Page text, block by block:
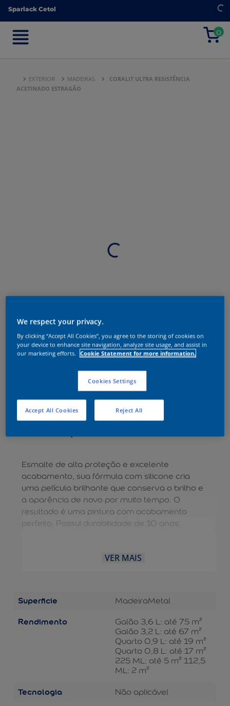
Sparlack Cetol
0
Sparlack Cetol
0
EXTERIOR MADEIRAS
CORALIT ULTRA RESISTÊNCIA
ACETINADO ESTRAGÃO
Esmalte de alta proteção e excelente
acabamento, sua fórmula com silicone cria
uma película brilhante que conserva o brilho e
a aparência de novo por muito tempo. O
resultado é uma pintura com acabamento
perfeito. Possui durabilidade de 10 anos.
VER MAIS
Superficie MadeiraMetal
Rendimento
Galão 3,6 L: até 75 m²
Galão 3,2 L: até 67 m²
Quarto 0,9 L: até 19 m²
Quarto 0,8 L: até 17 m²
225 ML: até 5 m² 112,5
ML: 2 m²
Tecnologia Não aplicável
We respect your privacy.
By clicking “Accept All Cookies”, you agree to the storing of cookies on
your device to enhance site navigation, analyze site usage, and assist in
our marketing efforts.
Cookie Statement for more information.
Cookies Settings
Reject All
Accept All Cookies